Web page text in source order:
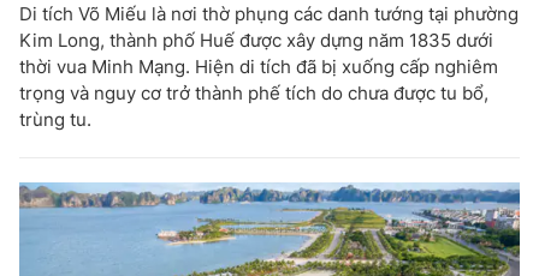
Di tích Võ Miếu là nơi thờ phụng các danh tướng tại phường
Kim Long, thành phố Huế được xây dựng năm 1835 dưới
thời vua Minh Mạng. Hiện di tích đã bị xuống cấp nghiêm
trọng và nguy cơ trở thành phế tích do chưa được tu bổ,
trùng tu.